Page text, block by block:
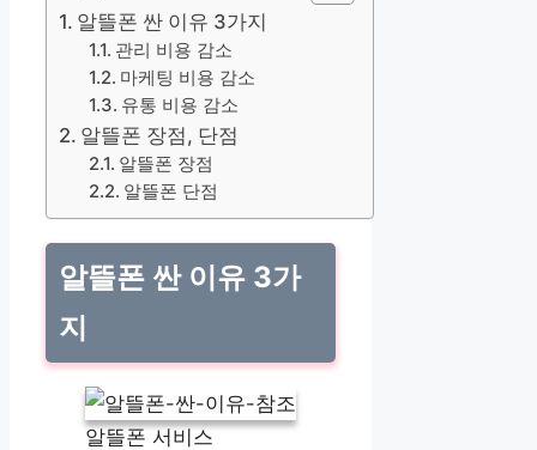
알뜰폰 싼 이유 3가지
관리 비용 감소
마케팅 비용 감소
유통 비용 감소
알뜰폰 장점, 단점
알뜰폰 장점
알뜰폰 단점
알뜰폰 싼 이유 3가
지
알뜰폰 서비스